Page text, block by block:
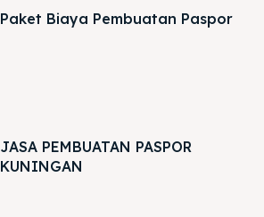
Paket Biaya Pembuatan Paspor
JASA PEMBUATAN PASPOR
KUNINGAN